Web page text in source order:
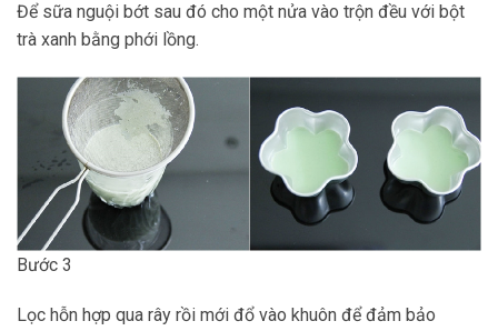
Để sữa nguội bớt sau đó cho một nửa vào trộn đều với bột
trà xanh bằng phới lồng.
Bước 3
Lọc hỗn hợp qua rây rồi mới đổ vào khuôn để đảm bảo